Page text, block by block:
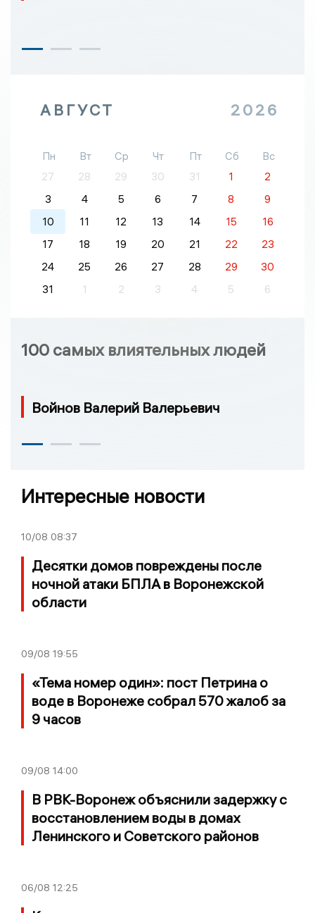
АВГУСТ 2026
Пн Вт Ср Чт Пт Сб
Вс
27
28 29 30 31 1
2
3
4 5 6 7 8
9
10
11 12 13 14 15
16
17
18 19 20 21 22
23
24
25 26 27 28 29
30
31
1 2 3 4 5 6
100 самых влиятельных людей
Войнов Валерий Валерьевич
Интересные новости
10/08 08:37
Десятки домов повреждены после
ночной атаки БПЛА в Воронежской
области
09/08 19:55
«Тема номер один»: пост Петрина о
воде в Воронеже собрал 570 жалоб за
9 часов
09/08 14:00
В РВК-Воронеж объяснили задержку с
восстановлением воды в домах
Ленинского и Советского районов
06/08 12:25